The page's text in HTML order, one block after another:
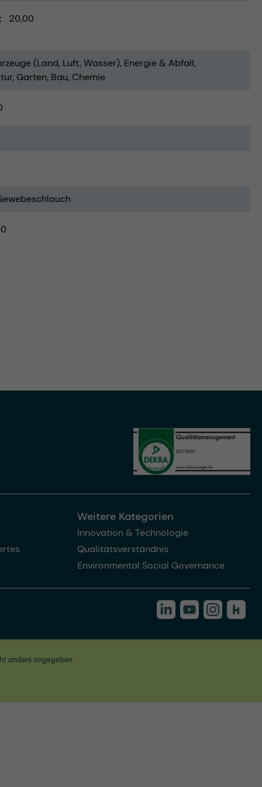
20,00
(Land, Luft, Wasser) Energie & Abfall
Garten Bau Chemie
Weitere Kategorien
Innovation & Technologie
Qualitätsverständnis
Environmental Social Governance
anders angegeben.